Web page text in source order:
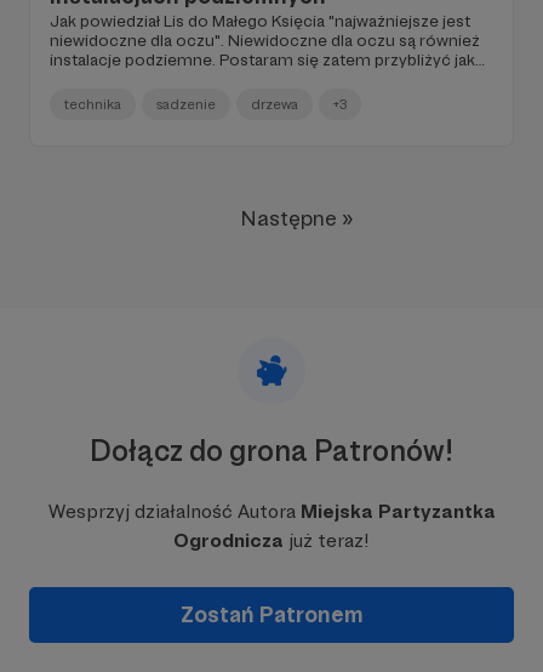
Jak powiedział Lis do Małego Księcia "najważniejsze jest
niewidoczne dla oczu". Niewidoczne dla oczu są również
instalacje podziemne. Postaram się zatem przybliżyć jak
technika sadzenie drzewa +3
Następne »
Dołącz do grona Patronów!
Wesprzyj działalność Autora Miejska Partyzantka
Ogrodnicza już teraz!
Zostań Patronem